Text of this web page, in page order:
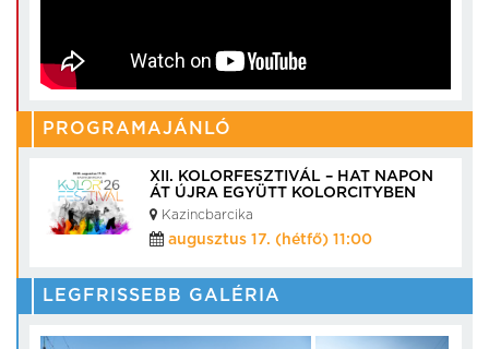
PROGRAMAJÁNLÓ
XII. KOLORFESZTIVÁL – HAT NAPON
ÁT ÚJRA EGYÜTT KOLORCITYBEN
Kazincbarcika
augusztus 17. (hétfő) 11:00
LEGFRISSEBB GALÉRIA